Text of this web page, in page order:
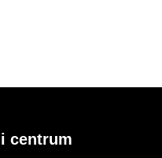
centrum